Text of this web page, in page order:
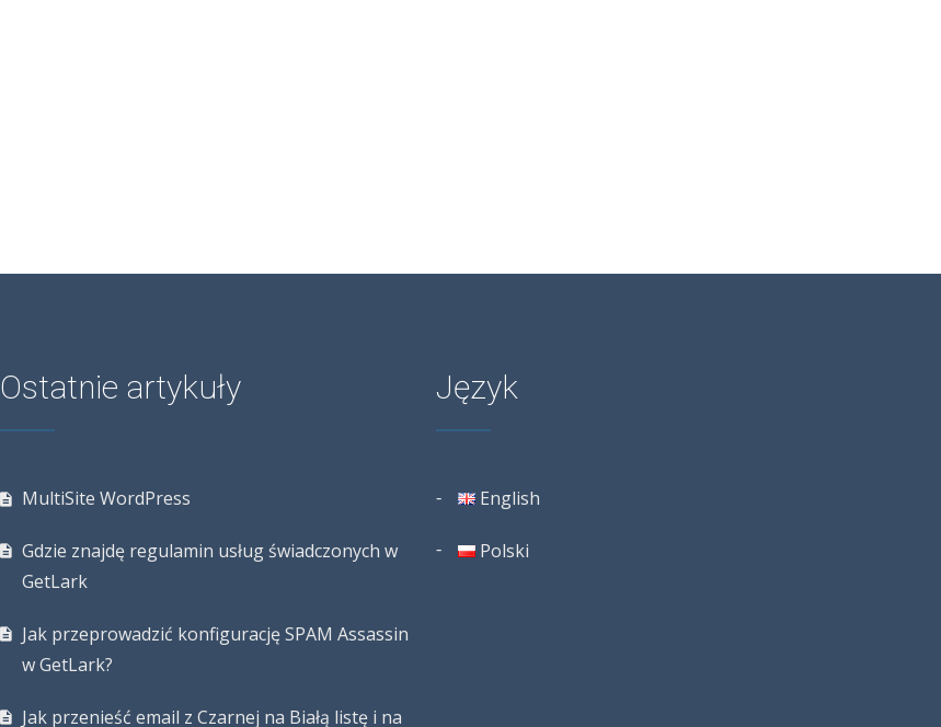
Ostatnie artykuły
MultiSite WordPress
Gdzie znajdę regulamin usług świadczonych w
GetLark
Jak przeprowadzić konfigurację SPAM Assassin
w GetLark?
Jak przenieść email z Czarnej na Białą listę i na
Język
English
Polski